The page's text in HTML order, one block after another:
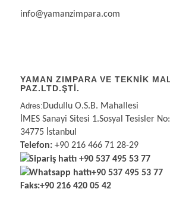
info@yamanzimpara.com
YAMAN ZIMPARA VE TEKNİK
PAZ.LTD.ŞTİ.
Adres: Dudullu O.S.B. Mahallesi
İMES Sanayi Sitesi 1.Sosyal Tesisler
34775 İstanbul
Telefon:+90 216 466 71 28-29
Sipariş hattı +90 537 495 53 77
Whatsapp hattı+90 537 495 53 77
Faks:+90 216 420 05 42